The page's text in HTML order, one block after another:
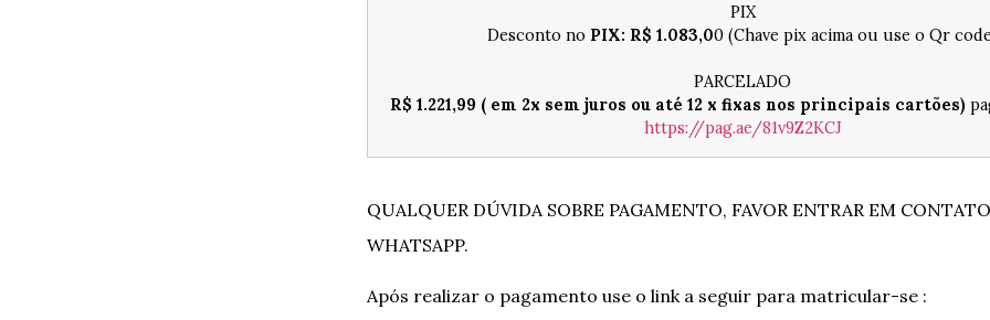
PIX
Desconto no PIX: R$ 1.083,00 (Chave pix acima ou use o Qr
PARCELADO
R$ 1.221,99 ( em 2x sem juros ouaté 12 x fixas nos principais cartões)
https://pag.ae/81v9Z2KCJ
QUALQUER DÚVIDA SOBRE PAGAMENTO, FAVOR ENTRAR EM
WHATSAPP.
Após realizar o pagamento use o link a seguir para matricular-se :